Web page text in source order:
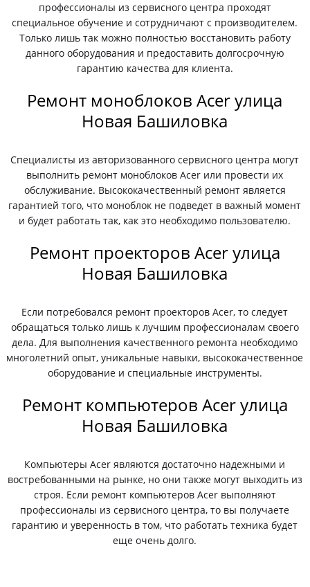
профессионалы из сервисного центра проходят
специальное обучение и сотрудничают с производителем.
Только лишь так можно полностью восстановить работу
данного оборудования и предоставить долгосрочную
гарантию качества для клиента.
Ремонт моноблоков Acer улица
Новая Башиловка
Специалисты из авторизованного сервисного центра могут
выполнить ремонт моноблоков Acer или провести их
обслуживание. Высококачественный ремонт является
гарантией того, что моноблок не подведет в важный момент
и будет работать так, как это необходимо пользователю.
Ремонт проекторов Acer улица
Новая Башиловка
Если потребовался ремонт проекторов Acer, то следует
обращаться только лишь к лучшим профессионалам своего
дела. Для выполнения качественного ремонта необходимо
многолетний опыт, уникальные навыки, высококачественное
оборудование и специальные инструменты.
Ремонт компьютеров Acer улица
Новая Башиловка
Компьютеры Acer являются достаточно надежными и
востребованными на рынке, но они также могут выходить из
строя. Если ремонт компьютеров Acer выполняют
профессионалы из сервисного центра, то вы получаете
гарантию и уверенность в том, что работать техника будет
еще очень долго.